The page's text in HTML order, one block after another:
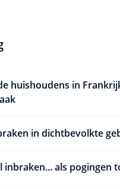
huishoudens in
in dichtbevolkte
inbraken... als pogingen